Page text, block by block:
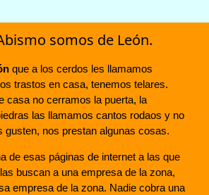
somos de León.
que a los cerdos les llamamos
trastos en casa, tenemos telares.
casa no cerramos la puerta, la
las llamamos cantos rodaos y no
gusten, nos prestan algunas cosas.
de esas páginas de internet a las que
buscan a una empresa de la zona,
empresa de la zona. Nadie cobra una